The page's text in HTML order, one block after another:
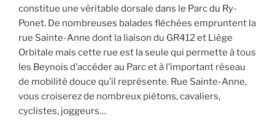
constitue une véritable dorsale dans le Parc du Ry-
Ponet. De nombreuses balades fléchées empruntent la
rue Sainte-Anne dont la liaison du GR412 et Liège
Orbitale mais cette rue est la seule qui permette à tous
les Beynois d’accéder au Parc et à l’important réseau
de mobilité douce qu’il représente. Rue Sainte-Anne,
vous croiserez de nombreux piétons, cavaliers,
cyclistes, joggeurs…